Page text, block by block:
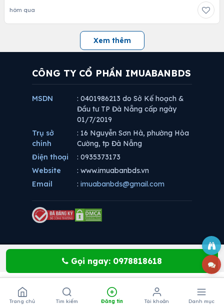
hôm qua
Xem thêm
Gọi ngay: 0978818618
CÔNG TY CỔ PHẦN IMUABANBDS
MSDN
: 0401986213 do Sở Kế hoạch &
Đầu tư TP Đà Nẵng cấp ngày
01/7/2019
Trụ sở
chính
: 16 Nguyễn Sơn Hà, phường Hòa
Cường, tp Đà Nẵng
Điện thoại
: 0935373173
Website
: www.imuabanbds.vn
Email
: imuabanbds@gmail.com
Trang chủ Tìm kiếm Đăng tin Tài khoản Danh mục